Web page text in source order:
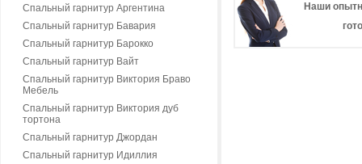
Спальный гарнитур Аргентина
Спальный гарнитур Бавария
Спальный гарнитур Барокко
Спальный гарнитур Вайт
Спальный гарнитур Виктория Браво
Мебель
Спальный гарнитур Виктория дуб
тортона
Спальный гарнитур Джордан
Спальный гарнитур Идиллия
Наши